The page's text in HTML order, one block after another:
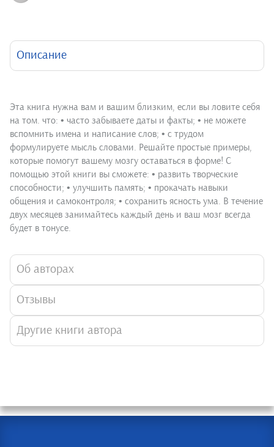
Описание
Эта книга нужна вам и вашим близким, если вы ловите себя
на том. что: • часто забываете даты и факты; • не можете
вспомнить имена и написание слов; • с трудом
формулируете мысль словами. Решайте простые примеры,
которые помогут вашему мозгу оставаться в форме! С
помощью этой книги вы сможете: • развить творческие
способности; • улучшить память; • прокачать навыки
общения и самоконтроля; • сохранить ясность ума. В течение
двух месяцев занимайтесь каждый день и ваш мозг всегда
будет в тонусе.
Об авторах
Отзывы
Другие книги автора